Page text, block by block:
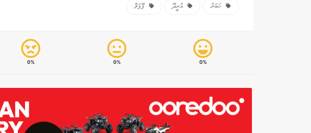
ހަބަރު އުރީދޫ ޕޭޕަލް
0%
0%
0%